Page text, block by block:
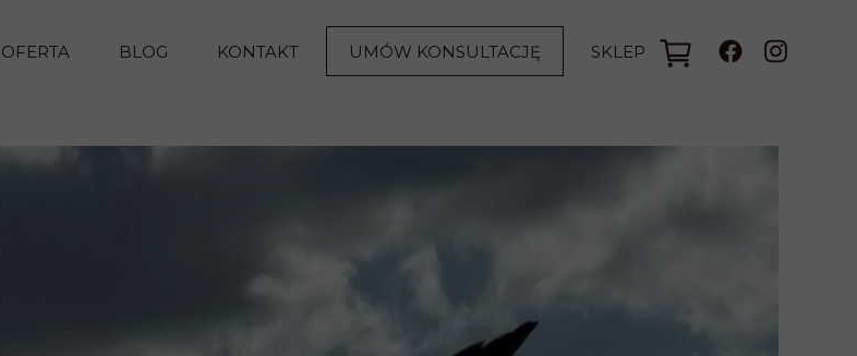
OFERTA
POGOTOWIE KSIĘGOWE
BLOG KONTAKT
KONTAKT@KSIEGOWAANETA.PL
UMÓW KONSULTACJĘ SKLEP